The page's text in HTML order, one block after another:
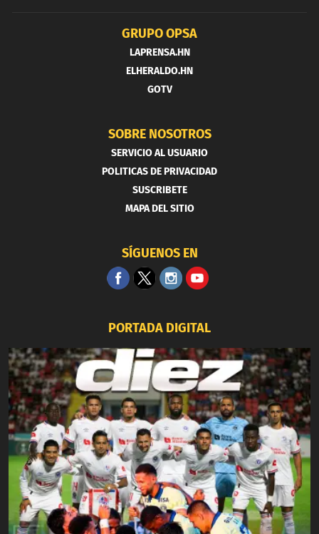
GRUPO OPSA
LAPRENSA.HN
ELHERALDO.HN
GOTV
SOBRE NOSOTROS
SERVICIO AL USUARIO
POLITICAS DE PRIVACIDAD
SUSCRIBETE
MAPA DEL SITIO
SÍGUENOS EN
PORTADA DIGITAL